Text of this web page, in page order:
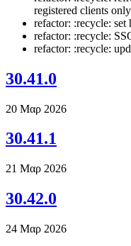
registered clients only
refactor: :recycle: set
refactor: :recycle:
refactor: :recycle:
30.41.0
20 Μαρ 2026
30.41.1
21 Μαρ 2026
30.42.0
24 Μαρ 2026